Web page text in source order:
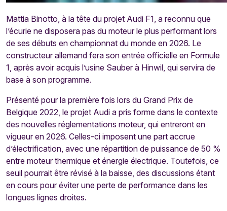
Mattia Binotto, à la tête du projet Audi F1, a reconnu que
l’écurie ne disposera pas du moteur le plus performant lors
de ses débuts en championnat du monde en 2026. Le
constructeur allemand fera son entrée officielle en Formule
1, après avoir acquis l’usine Sauber à Hinwil, qui servira de
base à son programme.
Présenté pour la première fois lors du Grand Prix de
Belgique 2022, le projet Audi a pris forme dans le contexte
des nouvelles réglementations moteur, qui entreront en
vigueur en 2026. Celles-ci imposent une part accrue
d’électrification, avec une répartition de puissance de 50 %
entre moteur thermique et énergie électrique. Toutefois, ce
seuil pourrait être révisé à la baisse, des discussions étant
en cours pour éviter une perte de performance dans les
longues lignes droites.